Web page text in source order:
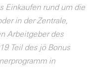
Einkaufen rund um die
in der Zentrale,
Arbeitgeber des
Teil des jö Bonus
in